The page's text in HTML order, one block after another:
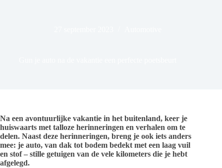
Na een avontuurlijke vakantie in het buitenland, keer je
huiswaarts met talloze herinneringen en verhalen om te
delen. Naast deze herinneringen, breng je ook iets anders
mee: je auto, van dak tot bodem bedekt met een laag vuil
en stof – stille getuigen van de vele kilometers die je hebt
afgelegd.